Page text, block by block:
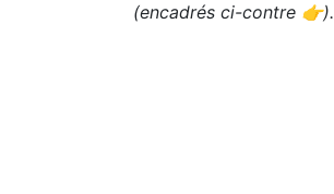
(encadrés ci-contre 👉).